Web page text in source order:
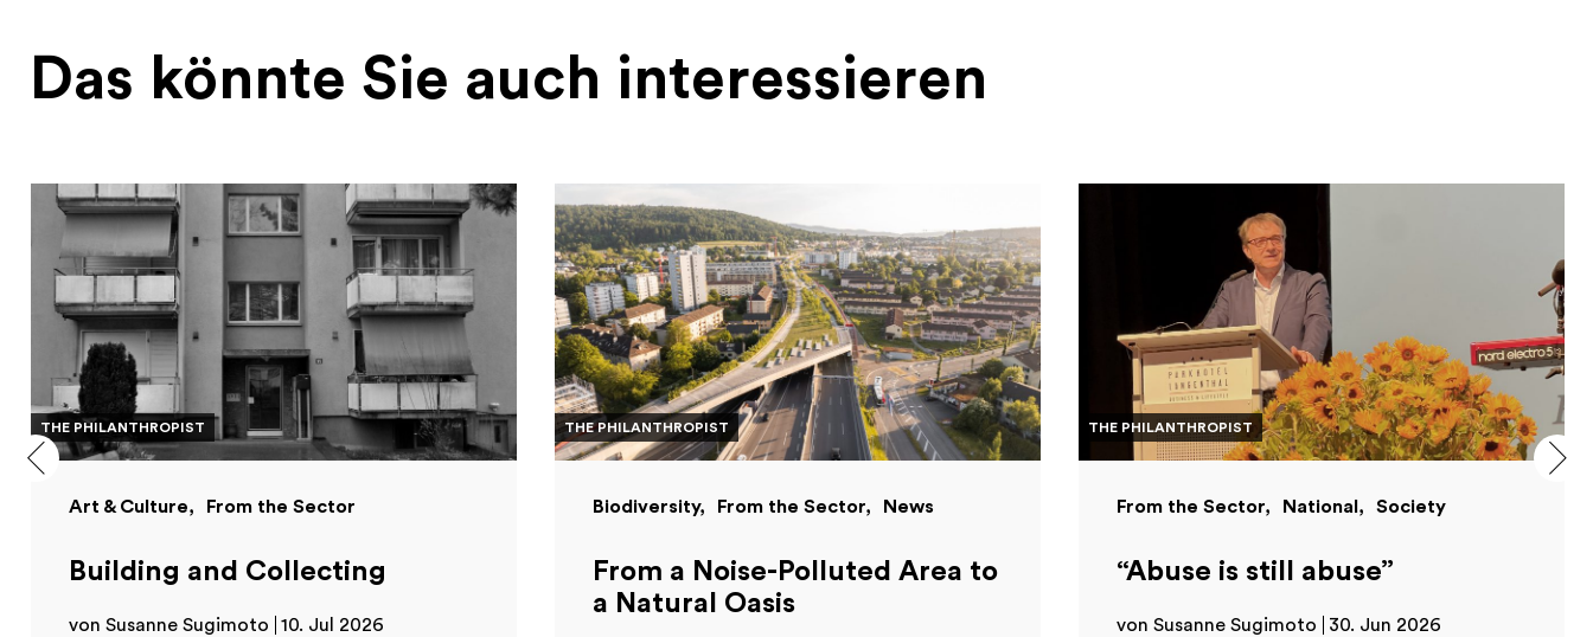
Das könnte Sie auch interessieren
THE PHILANTHROPIST
Art & Culture From the Sector
Building and Collecting
von Susanne Sugimoto 10. Jul 2026
THE PHILANTHROPIST
Biodiversity From the Sector News
From a Noise-Polluted Area to
a Natural Oasis
THE PHILANTHROPIST
From the Sector National Society
“Abuse is still abuse”
von Susanne Sugimoto 30. Jun 2026